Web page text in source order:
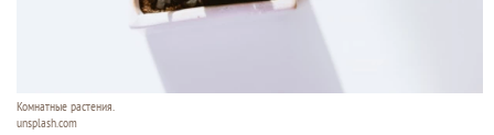
Комнатные растения.
unsplash.com